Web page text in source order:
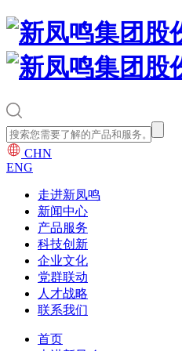
CHN
ENG
走进新凤鸣
新闻中心
产品服务
科技创新
企业文化
党群联动
人才战略
联系我们
首页